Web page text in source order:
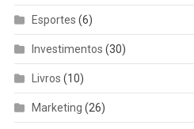
Esportes (6)
Investimentos (30)
Livros (10)
Marketing (26)